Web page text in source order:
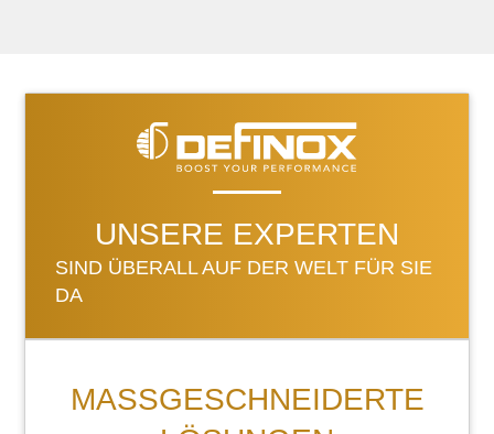
UNSERE EXPERTEN
SIND ÜBERALL AUF DER WELT FÜR SIE
DA
MASSGESCHNEIDERTE L